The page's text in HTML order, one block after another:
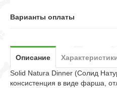
Варианты оплаты
Описание
Solid Natura Dinner (Солид
консистенция в виде фарша,